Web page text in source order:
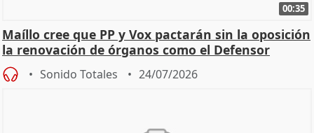
00:35
Maíllo cree que PP y Vox pactarán sin la oposición
la renovación de órganos como el Defensor
Sonido Totales 24/07/2026